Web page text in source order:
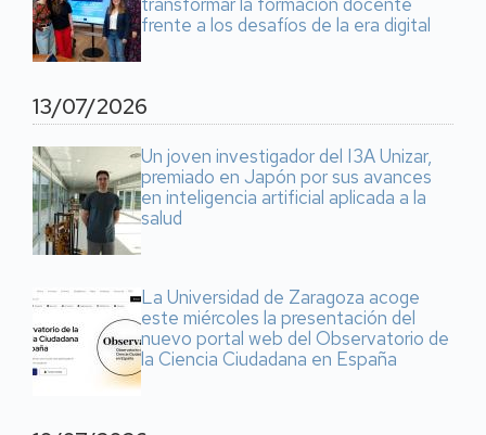
frente a los desafíos de la era digital
13/07/2026
Un joven investigador del I3A Unizar,
premiado en Japón por sus avances
en inteligencia artificial aplicada a la
salud
La Universidad de Zaragoza acoge
este miércoles la presentación del
nuevo portal web del Observatorio de
la Ciencia Ciudadana en España